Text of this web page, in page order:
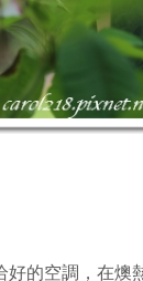
的空調，在燠